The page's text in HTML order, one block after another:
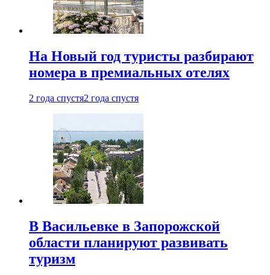
На Новый год туристы разбирают
номера в премиальных отелях
2 года спустя2 года спустя
В Васильевке в Запорожской
области планируют развивать
туризм